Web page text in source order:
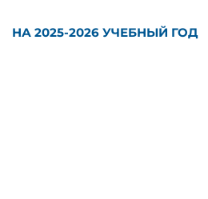
НА 2025-2026 УЧЕБНЫЙ ГОД